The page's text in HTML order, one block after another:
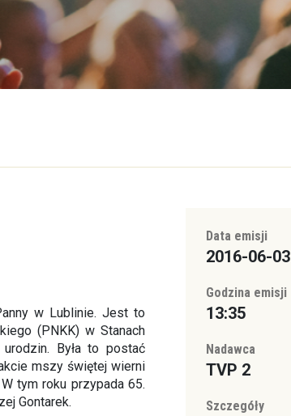
w Lublinie. Jest to
(PNKK) w Stanach
Była to postać
mszy świętej wierni
tym roku przypada 65.
Gontarek.
Data emisji
2016-06-03
Godzina emisji
13:35
Nadawca
TVP 2
Szczegóły